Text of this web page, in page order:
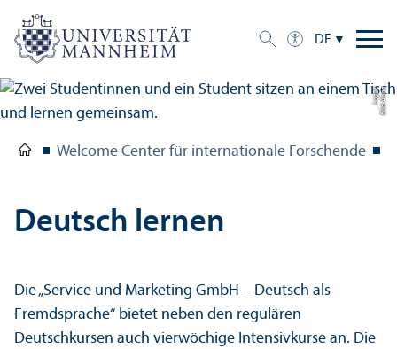
DE
Bil
d:
A
n
n
a
L
o
g
u
e
Welcome Center für internationale Forschende
Deutsch lernen
Die „Service und Marketing GmbH – Deutsch als
Fremdsprache“ bietet neben den regulären
Deutschkursen auch vierwöchige Intensivkurse an. Die